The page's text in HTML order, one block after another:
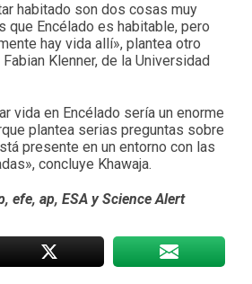
habitado son dos cosas muy
que Encélado es habitable, pero
hay vida allí», plantea otro
Klenner, de la Universidad
vida en Encélado sería un enorme
plantea serias preguntas sobre
presente en un entorno con las
concluye Khawaja.
efe, ap, ESA y Science Alert